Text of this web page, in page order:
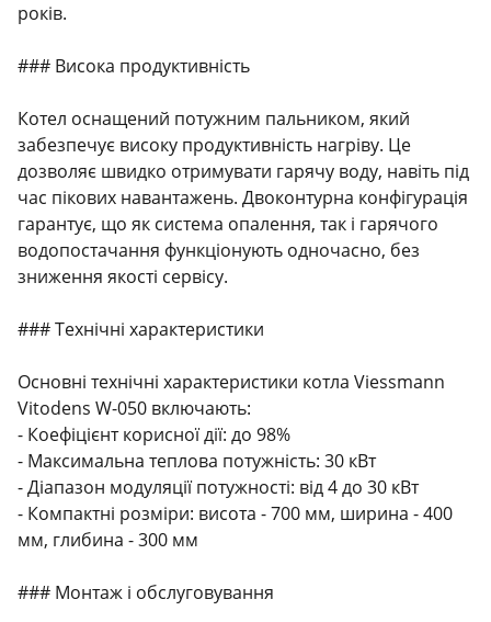
років.
### Висока продуктивність
Котел оснащений потужним пальником, який
забезпечує високу продуктивність нагріву. Це
дозволяє швидко отримувати гарячу воду, навіть під
час пікових навантажень. Двоконтурна конфігурація
гарантує, що як система опалення, так і гарячого
водопостачання функціонують одночасно, без
зниження якості сервісу.
### Технічні характеристики
Основні технічні характеристики котла Viessmann
Vitodens W-050 включають:
- Коефіцієнт корисної дії: до 98%
- Максимальна теплова потужність: 30 кВт
- Діапазон модуляції потужності: від 4 до 30 кВт
- Компактні розміри: висота - 700 мм, ширина - 400
мм, глибина - 300 мм
### Монтаж і обслуговування